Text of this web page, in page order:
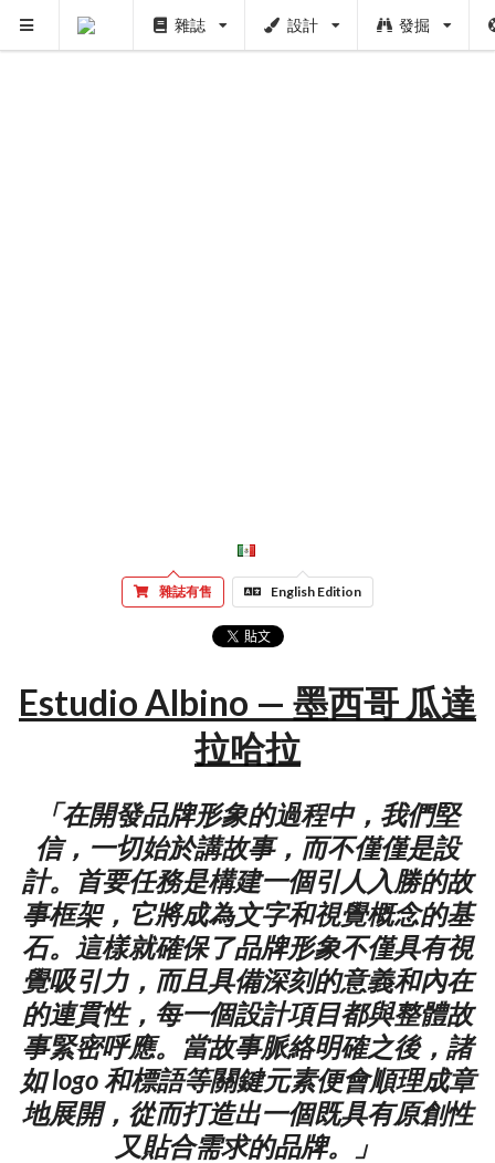
雜誌 設計 發掘
雜誌有售 English Edition
Estudio Albino — 墨西哥 瓜達
拉哈拉
「在開發品牌形象的過程中，我們堅
信，一切始於講故事，而不僅僅是設
計。首要任務是構建一個引人入勝的故
事框架，它將成為文字和視覺概念的基
石。這樣就確保了品牌形象不僅具有視
覺吸引力，而且具備深刻的意義和內在
的連貫性，每一個設計項目都與整體故
事緊密呼應。當故事脈絡明確之後，諸
如 logo 和標語等關鍵元素便會順理成章
地展開，從而打造出一個既具有原創性
又貼合需求的品牌。」